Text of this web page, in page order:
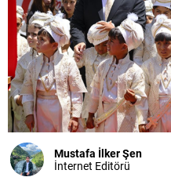
Mustafa İlker Şen
İnternet Editörü